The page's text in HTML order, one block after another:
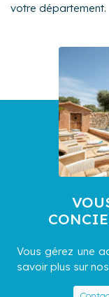
votre département.
Vous gérez une
savoir plus sur